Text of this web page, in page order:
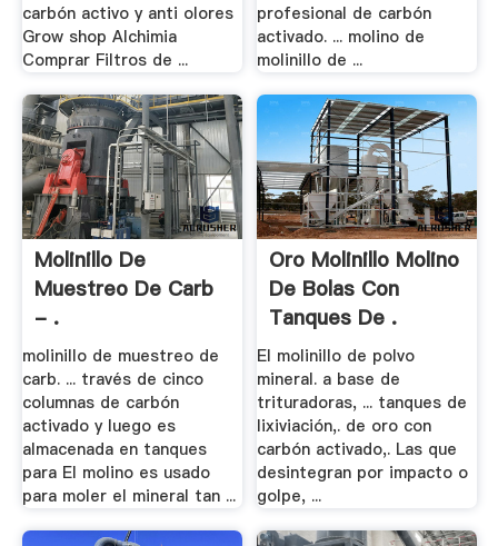
carbón activo y anti olores
Grow shop Alchimia
Comprar Filtros de ...
profesional de carbón
activado. ... molino de
molinillo de ...
Molinillo De
Muestreo De Carb
- .
molinillo de muestreo de
carb. ... través de cinco
columnas de carbón
activado y luego es
almacenada en tanques
para El molino es usado
para moler el mineral tan ...
Oro Molinillo Molino
De Bolas Con
Tanques De .
El molinillo de polvo
mineral. a base de
trituradoras, ... tanques de
lixiviación,. de oro con
carbón activado,. Las que
desintegran por impacto o
golpe, ...